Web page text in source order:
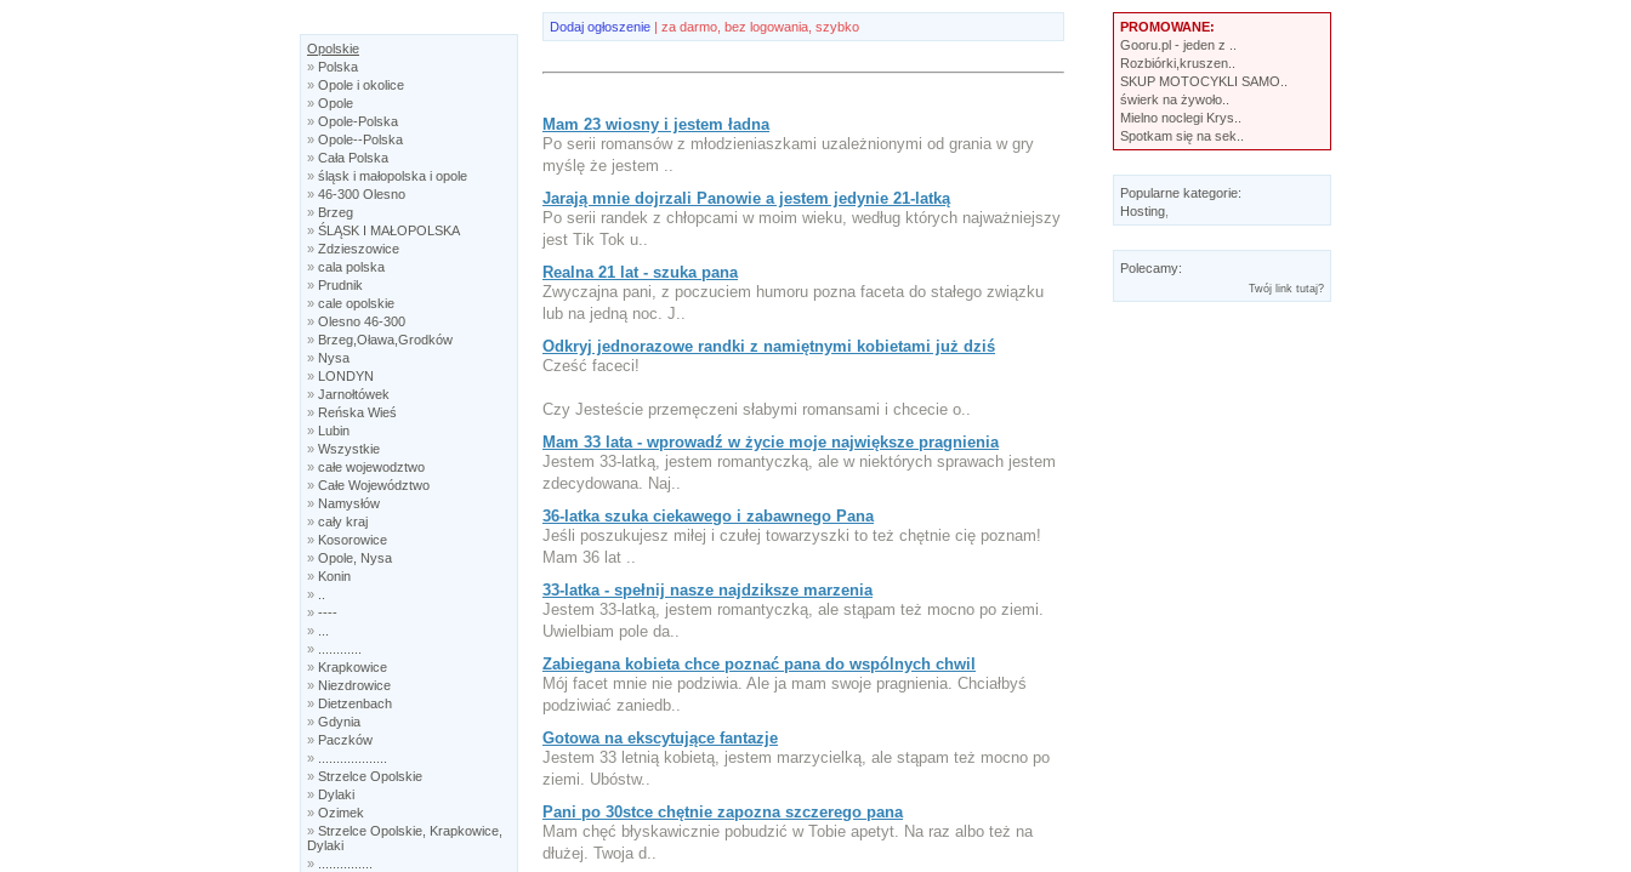
Opolskie
» Polska
» Opole i okolice
» Opole
» Opole-Polska
» Opole--Polska
» Cała Polska
» śląsk i małopolska i opole
» 46-300 Olesno
» Brzeg
» ŚLĄSK I MAŁOPOLSKA
» Zdzieszowice
» cala polska
» Prudnik
» cale opolskie
» Olesno 46-300
» Brzeg,Oława,Grodków
» Nysa
» LONDYN
» Jarnołtówek
» Reńska Wieś
» Lubin
» Wszystkie
» całe wojewodztwo
» Całe Województwo
» Namysłów
» cały kraj
» Kosorowice
» Opole, Nysa
» Konin
»
» ----
»
»
» Krapkowice
» Niezdrowice
» Dietzenbach
» Gdynia
» Paczków
»
» Strzelce Opolskie
» Dylaki
» Ozimek
» Strzelce Opolskie, Krapkowice,
Dylaki
»
Dodaj ogłoszenie | za darmo, bez logowania, szybko
Mam 23 wiosny i jestem ładna
Po serii romansów z młodzieniaszkami uzależnionymi od grania w gry
myślę że jestem ..
Jarają mnie dojrzali Panowie a jestem jedynie 21-latką
Po serii randek z chłopcami w moim wieku, według których najważniejszy
jest Tik Tok u..
Realna 21 lat - szuka pana
Zwyczajna pani, z poczuciem humoru pozna faceta do stałego związku
lub na jedną noc. J..
Odkryj jednorazowe randki z namiętnymi kobietami już dziś
Cześć faceci!
Czy Jesteście przemęczeni słabymi romansami i chcecie o..
Mam 33 lata - wprowadź w życie moje największe pragnienia
Jestem 33-latką, jestem romantyczką, ale w niektórych sprawach jestem
zdecydowana. Naj..
36-latka szuka ciekawego i zabawnego Pana
Jeśli poszukujesz miłej i czułej towarzyszki to też chętnie cię poznam!
Mam 36 lat ..
33-latka - spełnij nasze najdziksze marzenia
Jestem 33-latką, jestem romantyczką, ale stąpam też mocno po ziemi.
Uwielbiam pole da..
Zabiegana kobieta chce poznać pana do wspólnych chwil
Mój facet mnie nie podziwia. Ale ja mam swoje pragnienia. Chciałbyś
podziwiać zaniedb..
Gotowa na ekscytujące fantazje
Jestem 33 letnią kobietą, jestem marzycielką, ale stąpam też mocno po
ziemi. Ubóstw..
Pani po 30stce chętnie zapozna szczerego pana
Mam chęć błyskawicznie pobudzić w Tobie apetyt. Na raz albo też na
dłużej. Twoja d..
PROMOWANE:
Gooru.pl - jeden z ..
Rozbiórki,kruszen..
SKUP MOTOCYKLI SAMO..
świerk na żywoło..
Mielno noclegi Krys..
Spotkam się na sek..
Popularne kategorie:
Hosting
Polecamy:
Twój link tutaj?